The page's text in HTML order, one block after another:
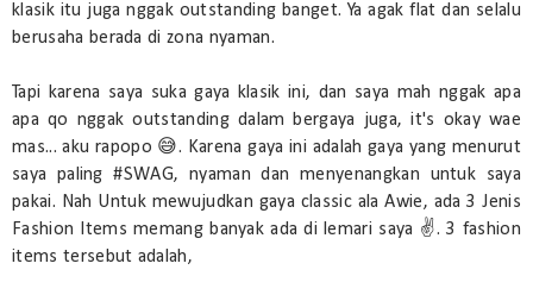
klasik itu juga nggak outstanding banget. Ya agak flat dan selalu
berusaha berada di zona nyaman.
Tapi karena saya suka gaya klasik ini, dan saya mah nggak apa
apa qo nggak outstanding dalam bergaya juga, it's okay wae
mas... aku rapopo 😅. Karena gaya ini adalah gaya yang menurut
saya paling #SWAG, nyaman dan menyenangkan untuk saya
pakai. Nah Untuk mewujudkan gaya classic ala Awie, ada 3 Jenis
Fashion Items memang banyak ada di lemari saya ✌. 3 fashion
items tersebut adalah,